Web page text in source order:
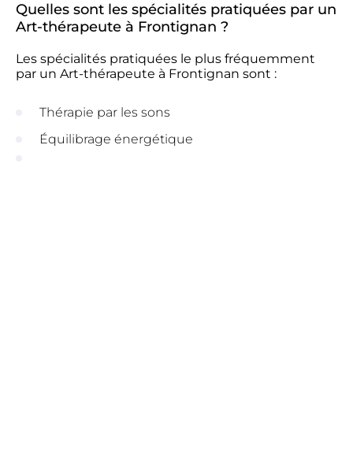
Quelles sont les spécialités pratiquées par un
Art-thérapeute à Frontignan ?
Les spécialités pratiquées le plus fréquemment
par un Art-thérapeute à Frontignan sont :
Thérapie par les sons
Équilibrage énergétique